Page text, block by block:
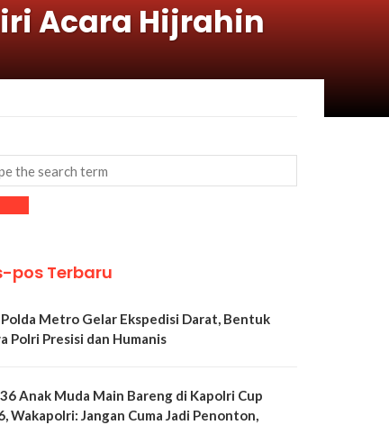
Acara Hijrahin
pos Terbaru
Polda Metro Gelar Ekspedisi Darat, Bentuk
Polri Presisi dan Humanis
Anak Muda Main Bareng di Kapolri Cup
Wakapolri: Jangan Cuma Jadi Penonton,